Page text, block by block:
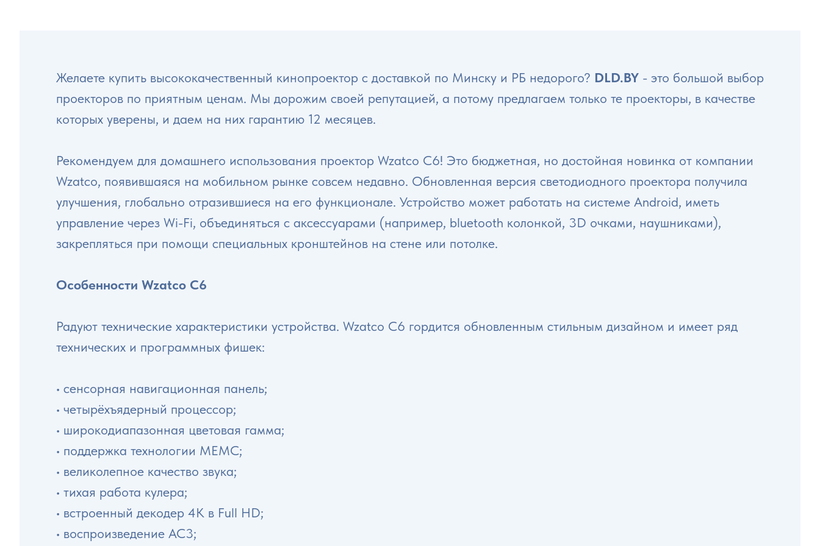
Желаете купить высококачественный кинопроектор с доставкой по Минску и РБ недорого? DLD.BY - это большой выбор
проекторов по приятным ценам. Мы дорожим своей репутацией, а потому предлагаем только те проекторы, в качестве
которых уверены, и даем на них гарантию 12 месяцев.
Рекомендуем для домашнего использования проектор Wzatco C6! Это бюджетная, но достойная новинка от компании
Wzatco, появившаяся на мобильном рынке совсем недавно. Обновленная версия светодиодного проектора получила
улучшения, глобально отразившиеся на его функционале. Устройство может работать на системе Android, иметь
управление через Wi-Fi, объединяться с аксессуарами (например, bluetooth колонкой, 3D очками, наушниками),
закрепляться при помощи специальных кронштейнов на стене или потолке.
Особенности Wzatco C6
Радуют технические характеристики устройства. Wzatco C6 гордится обновленным стильным дизайном и имеет ряд
технических и программных фишек:
• сенсорная навигационная панель;
• четырёхъядерный процессор;
• широкодиапазонная цветовая гамма;
• поддержка технологии MEMC;
• великолепное качество звука;
• тихая работа кулера;
• встроенный декодер 4К в Full HD;
• воспроизведение AC3;